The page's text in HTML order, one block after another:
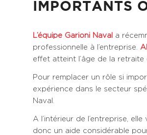
IMPORTANTS
L’équipe Garioni Naval a
professionnelle à l’entreprise.
effet atteint l’âge de la retraite
Pour remplacer un rôle si
expérience dans le secteur
Naval.
A l’intérieur de l’entreprise,
donc un aide considérable